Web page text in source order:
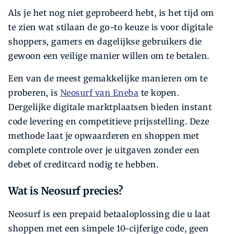
Als je het nog niet geprobeerd hebt, is het tijd om
te zien wat stilaan de go-to keuze is voor digitale
shoppers, gamers en dagelijkse gebruikers die
gewoon een veilige manier willen om te betalen.
Een van de meest gemakkelijke manieren om te
proberen, is Neosurf van Eneba te kopen.
Dergelijke digitale marktplaatsen bieden instant
code levering en competitieve prijsstelling. Deze
methode laat je opwaarderen en shoppen met
complete controle over je uitgaven zonder een
debet of creditcard nodig te hebben.
Wat is Neosurf precies?
Neosurf is een prepaid betaaloplossing die u laat
shoppen met een simpele 10-cijferige code, geen